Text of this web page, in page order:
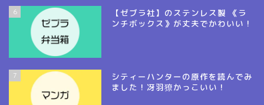
6
【ゼブラ社】のステンレス製 《ラ
ンチボックス》が丈夫でかわいい！
7
シティーハンターの原作を読んでみ
ました！冴羽獠かっこいい！